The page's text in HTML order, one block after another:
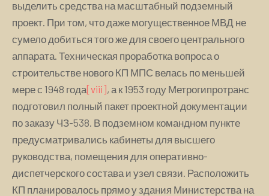
выделить средства на масштабный подземный
проект. При том, что даже могущественное МВД не
сумело добиться того же для своего центрального
аппарата. Техническая проработка вопроса о
строительстве нового КП МПС велась по меньшей
мере с 1948 года[viii], а к 1953 году Метрогипротранс
подготовил полный пакет проектной документации
по заказу ЧЗ-538. В подземном командном пункте
предусматривались кабинеты для высшего
руководства, помещения для оперативно-
диспетчерского состава и узел связи. Расположить
КП планировалось прямо у здания Министерства на